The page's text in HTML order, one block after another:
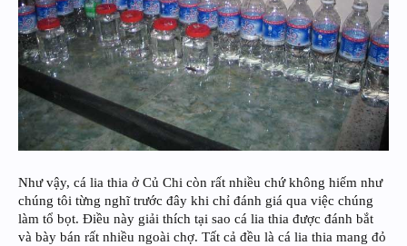
Như vậy, cá lia thia ở Củ Chi còn rất nhiều chứ không hiếm như
chúng tôi từng nghĩ trước đây khi chỉ đánh giá qua việc chúng
làm tổ bọt. Điều này giải thích tại sao cá lia thia được đánh bắt
và bày bán rất nhiều ngoài chợ. Tất cả đều là cá lia thia mang đỏ